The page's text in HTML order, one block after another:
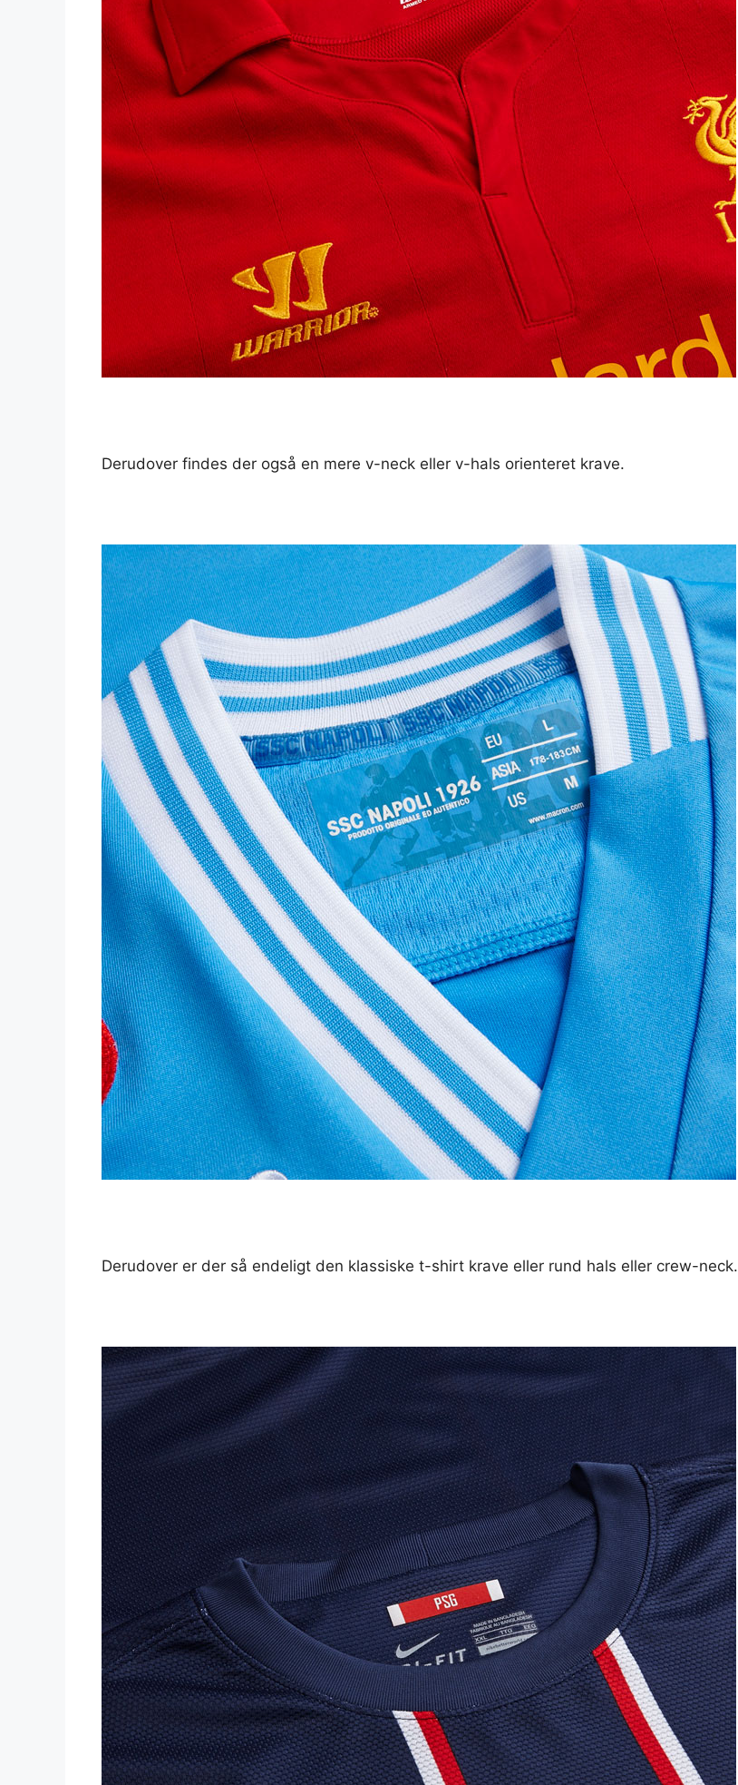
Derudover findes der også en mere v-neck eller v-hals orienteret krave.
Derudover er der så endeligt den klassiske t-shirt krave eller rund hals eller crew-neck.